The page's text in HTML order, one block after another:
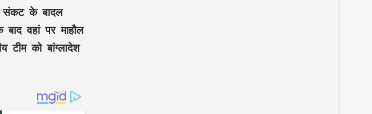
संकट के बादल
वहां पर माहौल
टीम को बांग्लादेश